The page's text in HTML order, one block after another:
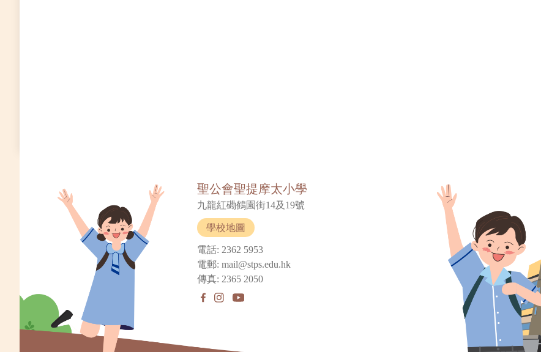
聖公會聖提摩太小學
九龍紅磡鶴園街14及19號
學校地圖
電話: 2362 5953
電郵: mail@stps.edu.hk
傳真: 2365 2050